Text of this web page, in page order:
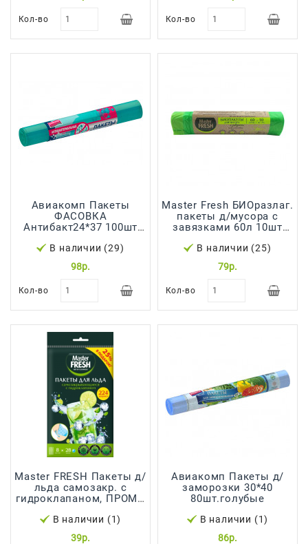
Туалетная
Гигиены
Средства Для
Средства
Стирки
Вредителей
Уход За
Обувью
Кол-во Кол-во
Aвиакомп Пакеты
ФАСОВКА
Антибакт24*37 100шт
В наличии (29)
98р.
Кол-во
Master Fresh БИОразлаг.
пакеты д/мусора с
завязками 60л 10шт
В наличии (25)
79р.
Кол-во
Master FRESH Пакеты д/
льда самозакр. с
гидроклапаном, ПРОМО
В наличии (1)
39р.
Авиакомп Пакеты д/
заморозки 30*40
80шт.голубые
В наличии (1)
86р.